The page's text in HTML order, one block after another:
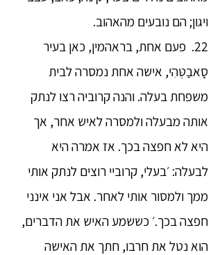
ויגון; הם נובעים מהאהוב.
22. פעם אחת, בראהמין, כאן בעיר
סָאבַטְּהִי, אישה אחת נמסרה לבית
משפחת בעלה. והנה קרוביה רצו לנתק
אותה מבעלה ולמסרה לאיש אחר, אך
היא לא חפצה בכך. אז אמרה היא
לבעלה: ׳בעלי, קרוביי רוצים לנתק אותי
ממך ולמסור אותי לאחר. אבל אני אינני
חפצה בכך.׳ כששמע האיש את הדברים,
הוא נטל את חרבו, חתך את האישה